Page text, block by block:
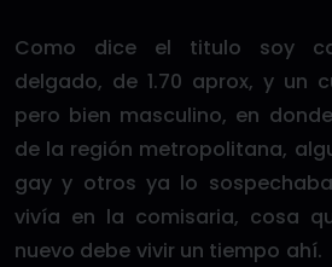
Como dice el titulo soy
delgado, de 1.70 aprox, y un
pero bien masculino, en
de la región metropolitana,
gay y otros ya lo
vivía en la comisaria, cosa
nuevo debe vivir un tiempo ahí.